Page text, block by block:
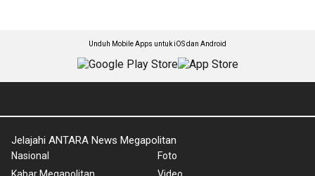
Unduh Mobile Apps untuk iOS dan Android
Jelajahi ANTARA News Megapolitan
Nasional
Foto